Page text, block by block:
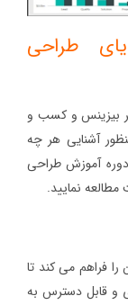
طراحی
بیزینس و کسب و
آشنایی هر چه
دوره آموزش طراحی
نمایید.
فراهم می کند تا
و قابل دسترس به